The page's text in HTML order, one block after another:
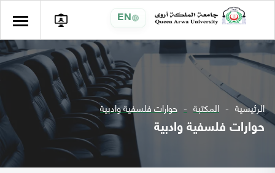
EN
الرئيسية المكتبة حوارات فلسفية وادبية
حوارات فلسفية وادبية